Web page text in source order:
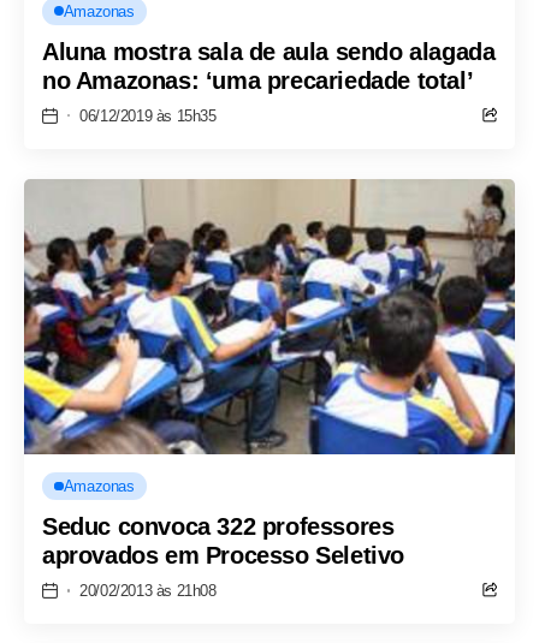
Amazonas
Aluna mostra sala de aula sendo alagada
no Amazonas: ‘uma precariedade total’
06/12/2019 às 15h35
Amazonas
Seduc convoca 322 professores
aprovados em Processo Seletivo
20/02/2013 às 21h08